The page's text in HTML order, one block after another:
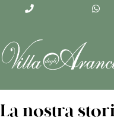
La nostra
for
calling